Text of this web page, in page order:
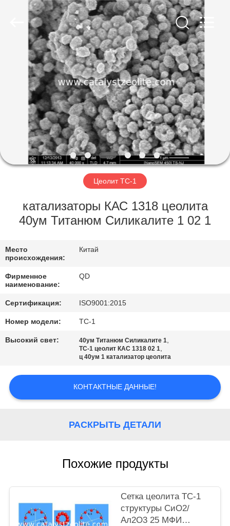
ДОМ
ПРОДУКТЫ
НАС
ПУТЕШЕСТВИЕ
ПРОВЕРКА
СВЯЖИТЕСЬ
МЫ
НОВОСТИ
КАРТА
САЙТА
CATALYSTS
Цеолит ТС-1
катализаторы КАС 1318 цеолита
40ум Титанюм Силикалите 1 02 1
Место
происхождения:
Китай
Фирменное
наименование:
QD
Сертификация: ISO9001:2015
Номер модели: ТС-1
Высокий свет: 40ум Титанюм Силикалите 1,
ТС-1 цеолит КАС 1318 02 1,
ц 40ум 1 катализатор цеолита
КОНТАКТНЫЕ ДАННЫЕ!
РАСКРЫТЬ ДЕТАЛИ
Похожие продукты
Сетка цеолита ТС-1
структуры СиО2/
Ал2О3 25 МФИ